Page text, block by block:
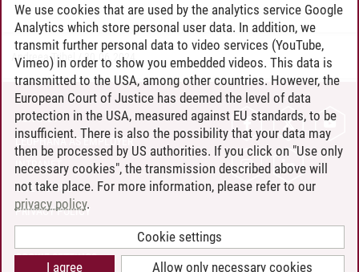
Andreea Tribel 30.06.2024
CONTACT
LEUPHANA AS EMPLOYER
INTRANET
SITE NOTICE
PRIVACY POLICY
COOKIE SETTINGS
We use cookies that are used by the analytics service Google
Analytics which store personal user data. In addition, we
transmit further personal data to video services (YouTube,
Vimeo) in order to show you embedded videos. This data is
transmitted to the USA, among other countries. However, the
European Court of Justice has deemed the level of data
protection in the USA, measured against EU standards, to be
insufficient. There is also the possibility that your data may
then be processed by US authorities. If you click on "Use only
necessary cookies", the transmission described above will
not take place. For more information, please refer to our
privacy policy.
Cookie settings
Allow only necessary cookies
I agree